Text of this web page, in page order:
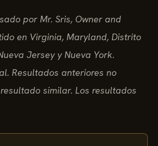
por Mr. Sris, Owner and
en Virginia, Maryland, Distrito
Jersey y Nueva York.
Resultados anteriores no
similar. Los resultados